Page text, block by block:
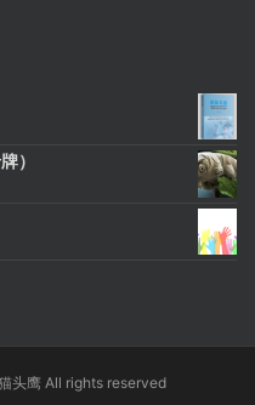
）
头鹰 All rights reserved